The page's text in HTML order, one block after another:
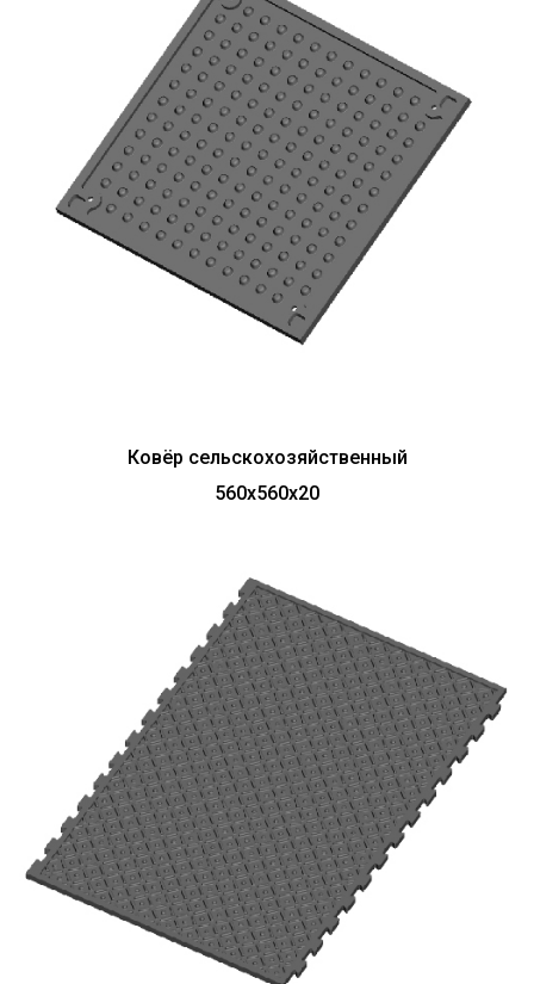
Ковёр сельскохозяйственный
560х560х20